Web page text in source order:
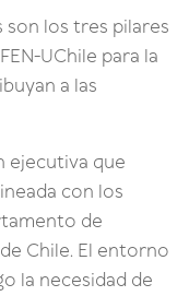
son los tres pilares
UChile para la
a las
ejecutiva que
con los
de
Chile. El entorno
la necesidad de